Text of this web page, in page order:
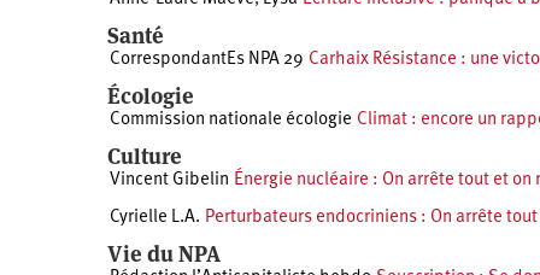
Santé
CorrespondantEs NPA 29 Carhaix Résistance : une
Écologie
Commission nationale écologie Climat : encore un
Culture
Vincent Gibelin Énergie nucléaire : On arrête tout et
Cyrielle L.A. Perturbateurs endocriniens : On arrête
Vie du NPA